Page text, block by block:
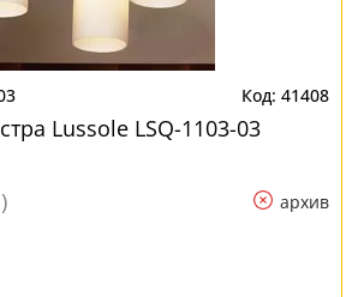
41408
Lussole LSQ-1103-03
архив